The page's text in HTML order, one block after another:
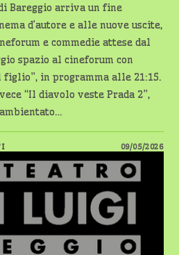
Bareggio arriva un fine
d’autore e alle nuove uscite,
e commedie attese dal
spazio al cineforum con
figlio”, in programma alle 21:15.
“Il diavolo veste Prada 2”,
SU
CINEMA
BAREGGIO:
WEEKEND
TRA
CINEFORUM
RITORNI
SUL
GRANDE
SCHERMO
09/05/2026